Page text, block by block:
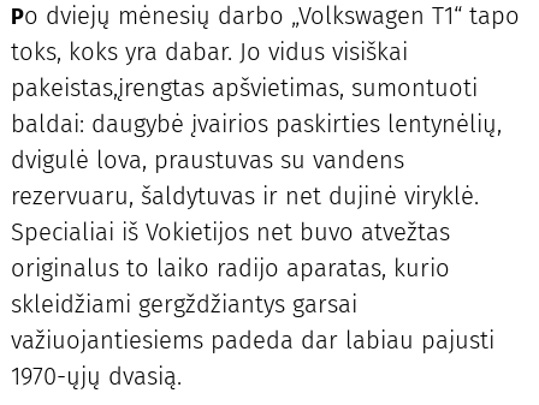
Po dviejų mėnesių darbo „Volkswagen T1“ tapo
toks, koks yra dabar. Jo vidus visiškai
pakeistas,įrengtas apšvietimas, sumontuoti
baldai: daugybė įvairios paskirties lentynėlių,
dvigulė lova, praustuvas su vandens
rezervuaru, šaldytuvas ir net dujinė viryklė.
Specialiai iš Vokietijos net buvo atvežtas
originalus to laiko radijo aparatas, kurio
skleidžiami gergždžiantys garsai
važiuojantiesiems padeda dar labiau pajusti
1970-ųjų dvasią.